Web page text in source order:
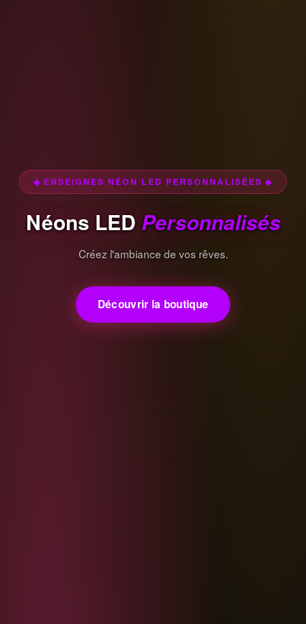
◆ ENSEIGNES NÉON LED PERSONNALISÉES ◆
Néons LED Personnalisés
Créez l'ambiance de vos rêves.
Découvrir la boutique